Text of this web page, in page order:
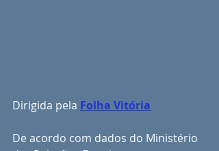
Dirigida pela Folha Vitória
De acordo com dados do Ministério